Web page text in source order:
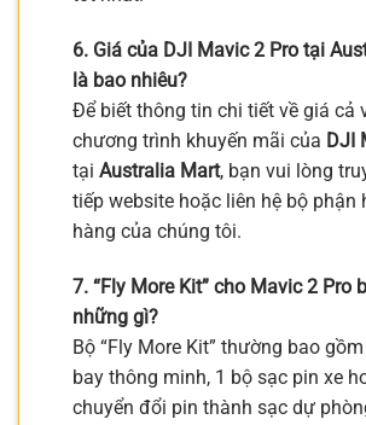
6. Giá của DJI Mavic 2 Pro tại
là bao nhiêu?
Để biết thông tin chi tiết về giá cả
chương trình khuyến mãi của DJI
tại Australia Mart, bạn vui lòng
tiếp website hoặc liên hệ bộ phận
hàng của chúng tôi.
7. “Fly More Kit” cho Mavic 2 Pro
những gì?
Bộ “Fly More Kit” thường bao
bay thông minh, 1 bộ sạc pin xe
chuyển đổi pin thành sạc dự